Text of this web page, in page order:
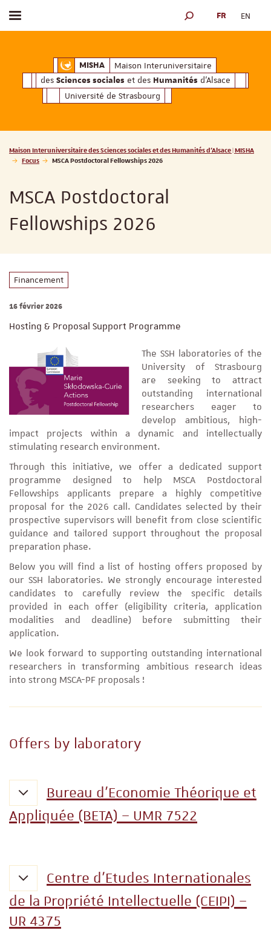
MISHAMaison Interuniversitaire des
Maison Interuniversitaire
des Sciences sociales et des Humanités d'Alsace
Université de Strasbourg
Afficher / masquer le menu MOTEUR DE
FR EN
Vous êtes ici :
Maison Interuniversitaire des Sciences sociales et des Humanités d'Alsace | MISHA
Focus
MSCA Postdoctoral Fellowships 2026
MSCA Postdoctoral
Fellowships 2026
Financement
16 février 2026
Hosting & Proposal Support Programme
The SSH laboratories of the
University of Strasbourg
are seeking to attract
outstanding international
researchers eager to
develop ambitious, high-
impact projects within a dynamic and intellectually
stimulating research environment.
Through this initiative, we offer a dedicated support
programme designed to help MSCA Postdoctoral
Fellowships applicants prepare a highly competitive
proposal for the 2026 call. Candidates selected by their
prospective supervisors will benefit from close scientific
guidance and tailored support throughout the proposal
preparation phase.
Below you will find a list of hosting offers proposed by
our SSH laboratories. We strongly encourage interested
candidates to carefully review the specific details
provided in each offer (eligibility criteria, application
modalities and deadline) before submitting their
application.
We look forward to supporting outstanding international
researchers in transforming ambitious research ideas
into strong MSCA-PF proposals !
Offers by laboratory
Bureau d’Economie Théorique et
Appliquée (BETA) – UMR 7522
Centre d'Etudes Internationales
de la Propriété Intellectuelle (CEIPI) –
UR 4375